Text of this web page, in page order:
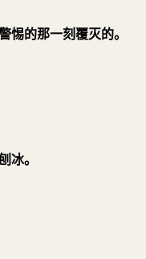
惕的那一刻覆灭的。
冰。